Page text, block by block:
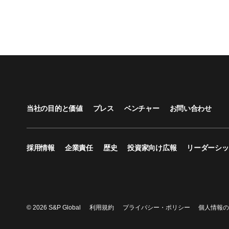
当社の目的と価値 プレス ベンチャー お問い合わせ
採用情報 企業責任 歴史 投資家向け広報 リーダーシ
© 2026 S&P Global 利用規約 プライバシー・ポリシー 個人情報